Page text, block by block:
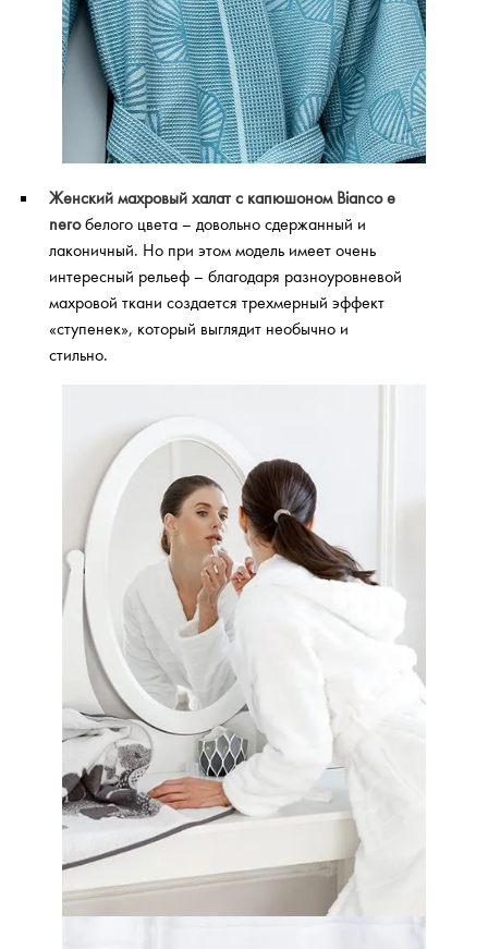
Женский махровый халат с капюшоном Bianco e
neroбелого цвета – довольно сдержанный и
лаконичный. Но при этом модель имеет очень
интересный рельеф – благодаря разноуровневой
махровой ткани создается трехмерный эффект
«ступенек», который выглядит необычно и
стильно.